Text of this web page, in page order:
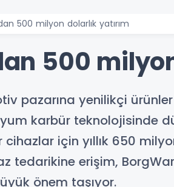
500 milyon dolarlık yatırım
500
pazarına yenilikçi
karbür teknolojisinde
için yıllık 650
tedarikine erişim,
önem taşıyor.